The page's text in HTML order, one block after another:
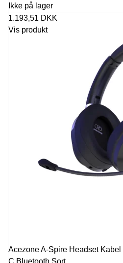
Ikke på lager
1.193,51 DKK
Vis produkt
Acezone A-Spire Headset
C Bluetooth Sort